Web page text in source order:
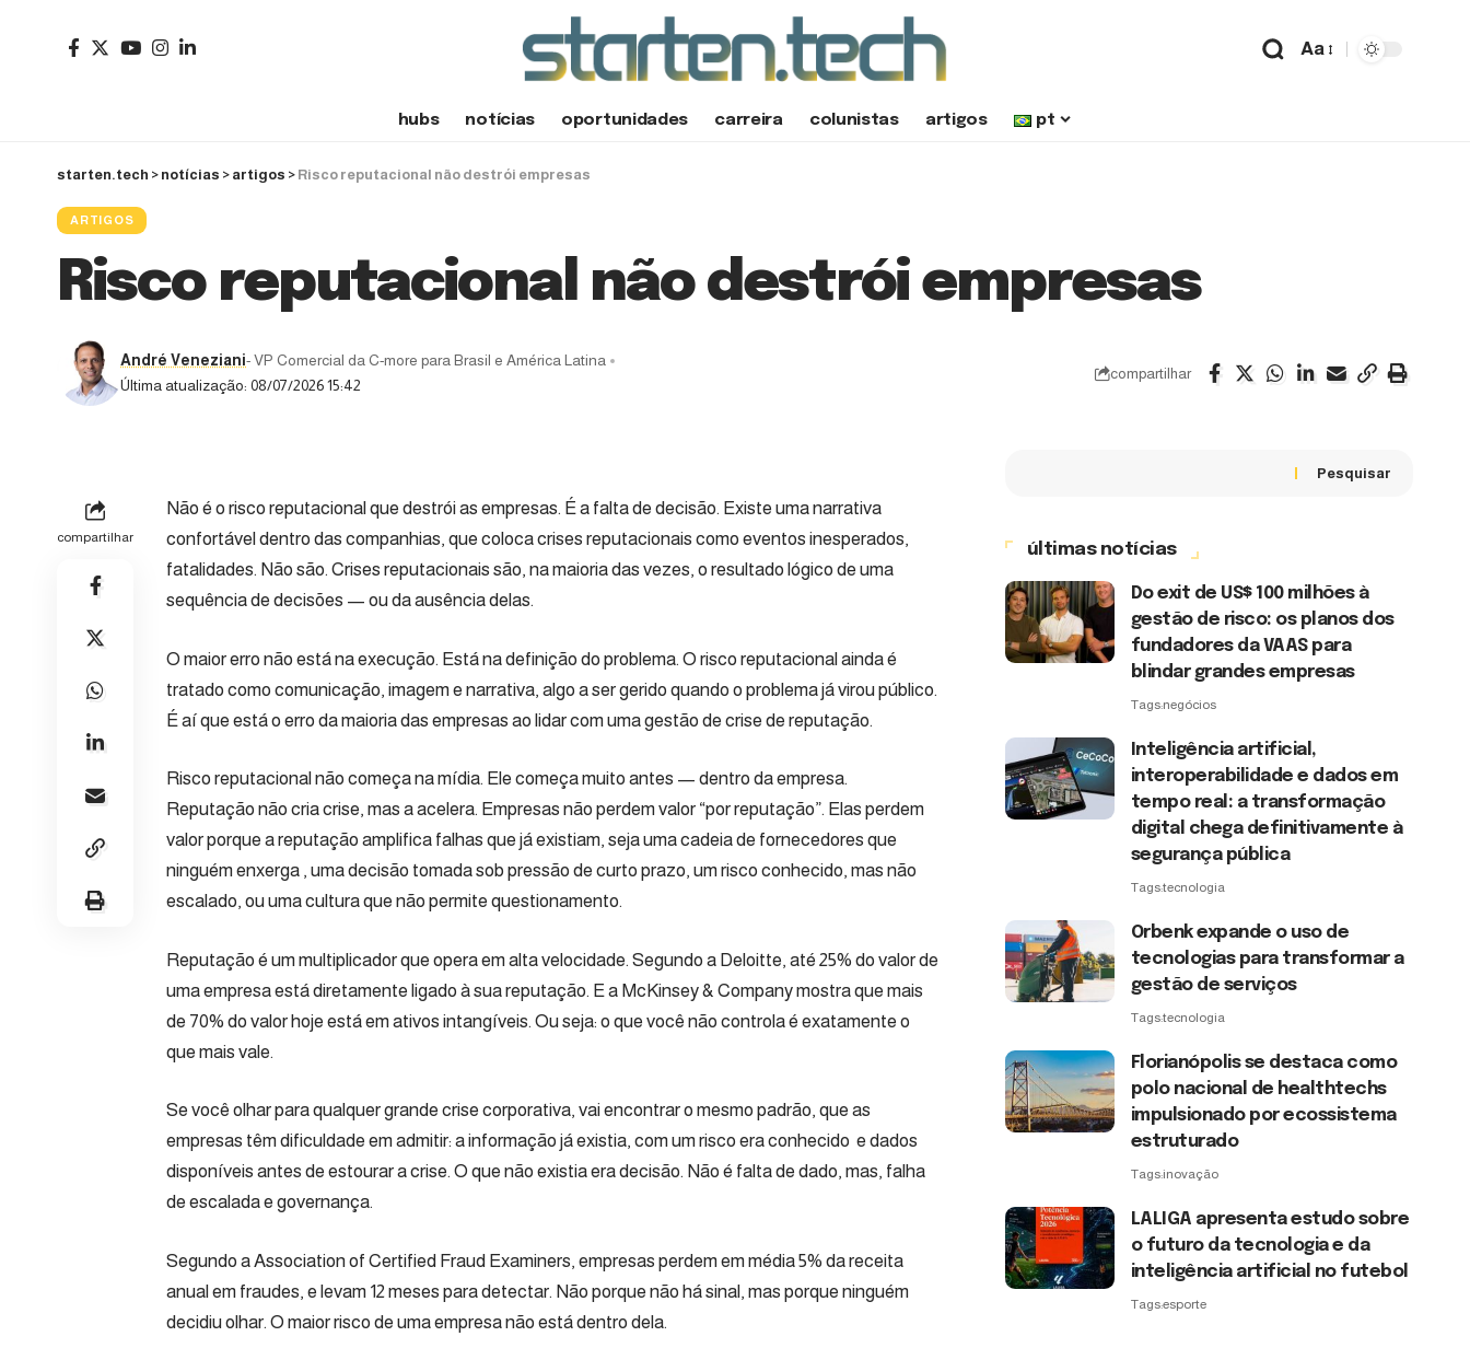
Aa
hubs notícias oportunidades carreira colunistas artigos pt
starten.tech > notícias > artigos > Risco reputacional não destrói empresas
ARTIGOS
Risco reputacional não destrói empresas
Última atualização: 08/07/2026 15:42
André Veneziani- VP Comercial da C-more para Brasil e América Latina
compartilhar
compartilhar
Não é o risco reputacional que destrói as empresas. É a falta de decisão. Existe uma narrativa
confortável dentro das companhias, que coloca crises reputacionais como eventos inesperados,
fatalidades. Não são. Crises reputacionais são, na maioria das vezes, o resultado lógico de uma
sequência de decisões — ou da ausência delas.
O maior erro não está na execução. Está na definição do problema. O risco reputacional ainda é
tratado como comunicação, imagem e narrativa, algo a ser gerido quando o problema já virou público.
É aí que está o erro da maioria das empresas ao lidar com uma gestão de crise de reputação.
Risco reputacional não começa na mídia. Ele começa muito antes — dentro da empresa.
Reputação não cria crise, mas a acelera. Empresas não perdem valor “por reputação”. Elas perdem
valor porque a reputação amplifica falhas que já existiam, seja uma cadeia de fornecedores que
ninguém enxerga , uma decisão tomada sob pressão de curto prazo, um risco conhecido, mas não
escalado, ou uma cultura que não permite questionamento.
Reputação é um multiplicador que opera em alta velocidade. Segundo a Deloitte, até 25% do valor de
uma empresa está diretamente ligado à sua reputação. E a McKinsey & Company mostra que mais
de 70% do valor hoje está em ativos intangíveis. Ou seja: o que você não controla é exatamente o
que mais vale.
Se você olhar para qualquer grande crise corporativa, vai encontrar o mesmo padrão, que as
empresas têm dificuldade em admitir: a informação já existia, com um risco era conhecido e dados
disponíveis antes de estourar a crise. O que não existia era decisão. Não é falta de dado, mas, falha
de escalada e governança.
Segundo a Association of Certified Fraud Examiners, empresas perdem em média 5% da receita
anual em fraudes, e levam 12 meses para detectar. Não porque não há sinal, mas porque ninguém
decidiu olhar. O maior risco de uma empresa não está dentro dela.
Pesquisar
últimas notícias
Do exit de US$ 100 milhões à
gestão de risco: os planos dos
fundadores da VAAS para
blindar grandes empresas
Tags:negócios
Inteligência artificial,
interoperabilidade e dados em
tempo real: a transformação
digital chega definitivamente à
segurança pública
Tags:tecnologia
Orbenk expande o uso de
tecnologias para transformar a
gestão de serviços
Tags:tecnologia
Florianópolis se destaca como
polo nacional de healthtechs
impulsionado por ecossistema
estruturado
Tags:inovação
LALIGA apresenta estudo sobre
o futuro da tecnologia e da
inteligência artificial no futebol
Tags:esporte